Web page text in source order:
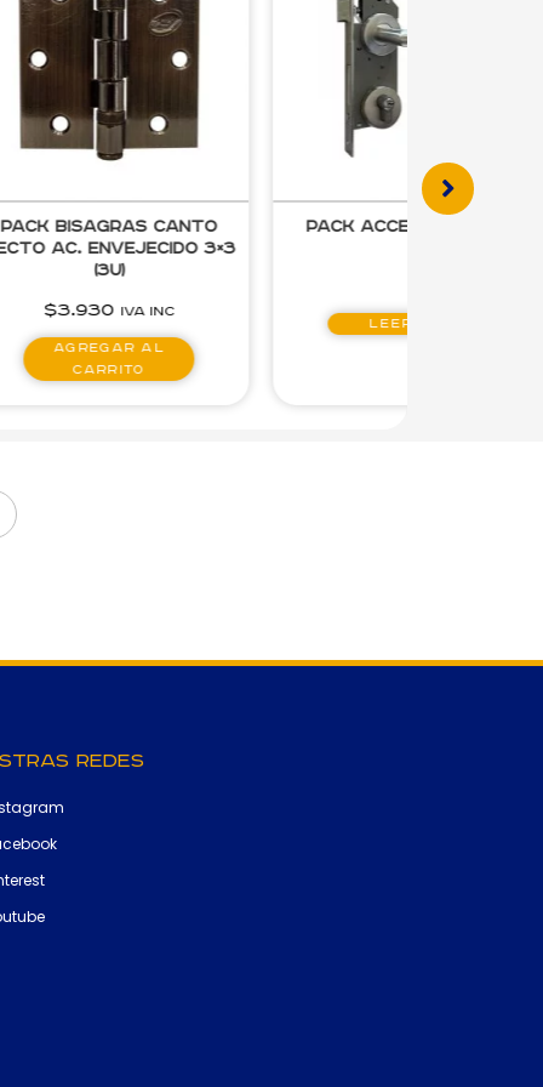
Pack Bisagras Canto
Ac. Envejecido 3×3
(3u)
$3.930 IVA inc
Agregar al
carrito
Pack acceso / oficina
Leer más
Redes